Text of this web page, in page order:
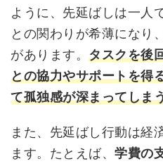
ように、先延ばしは一人
との関わりが希薄になり
があります。タスクを後
との協力やサポートを得
て孤独感が深まってしま
また、先延ばし行動は経
ます。たとえば、学費の